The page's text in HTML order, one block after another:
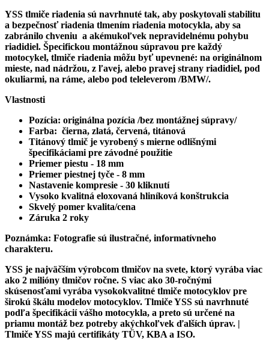
YSS tlmiče riadenia sú navrhnuté tak, aby poskytovali stabilitu
a bezpečnosť riadenia tlmením riadenia motocykla, aby sa
zabránilo chveniu a akémukoľvek nepravidelnému pohybu
riadidiel. Špecifickou montážnou súpravou pre každý
motocykel, tlmiče riadenia môžu byť upevnené: na originálnom
mieste, nad nádržou, z ľavej, alebo pravej strany riadidiel, pod
okuliarmi, na ráme, alebo pod teleleverom /BMW/.
Vlastnosti
Pozícia: originálna pozícia /bez montážnej súpravy/
Farba: čierna, zlatá, červená, titánová
Titánový tlmič je vyrobený s mierne odlišnými
špecifikáciami pre závodné použitie
Priemer piestu - 18 mm
Priemer piestnej tyče - 8 mm
Nastavenie kompresie - 30 kliknutí
Vysoko kvalitná eloxovaná hliníková konštrukcia
Skvelý pomer kvalita/cena
Záruka 2 roky
Poznámka: Fotografie sú ilustračné, informatívneho
charakteru.
YSS je najväčším výrobcom tlmičov na svete, ktorý vyrába viac
ako 2 milióny tlmičov ročne. S viac ako 30-ročnými
skúsenosťami vyrába vysokokvalitné tlmiče motocyklov pre
širokú škálu modelov motocyklov. Tlmiče YSS sú navrhnuté
podľa špecifikácií vášho motocykla, a preto sú určené na
priamu montáž bez potreby akýchkoľvek ďalších úprav. |
Tlmiče YSS majú certifikáty TÜV, KBA a ISO.